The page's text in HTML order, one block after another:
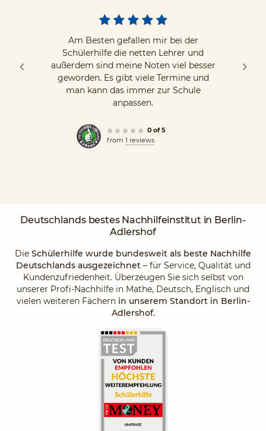
Am Besten gefallen mir bei der
Schülerhilfe die netten Lehrer und
außerdem sind meine Noten viel besser
geworden. Es gibt viele Termine und
man kann das immer zur Schule
anpassen.
0 of 5
from 1 reviews
Deutschlands bestes Nachhilfeinstitut in Berlin-
Adlershof
Die Schülerhilfe wurde bundesweit als beste Nachhilfe
Deutschlands ausgezeichnet– für Service, Qualität und
Kundenzufriedenheit. Überzeugen Sie sich selbst von
unserer Profi-Nachhilfe in Mathe, Deutsch, Englisch und
vielen weiteren Fächern in unserem Standort in Berlin-
Adlershof.